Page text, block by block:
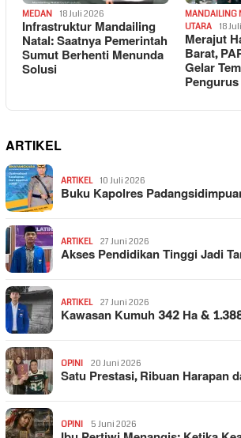
MEDAN 18 Juli 2026
Infrastruktur Mandailing
Natal: Saatnya Pemerintah
Sumut Berhenti Menunda
Solusi
MANDAILING
UTARA
18
Merajut
Barat,
Gelar
Pengurus
ARTIKEL
ARTIKEL 10 Juli 2026
Buku Kapolres
ARTIKEL 27 Juni 2026
Akses Pendidikan Tinggi Jadi
ARTIKEL 27 Juni 2026
Kawasan Kumuh 342 Ha &
OPINI 20 Juni 2026
Satu Prestasi, Ribuan Harapan
OPINI 5 Juni 2026